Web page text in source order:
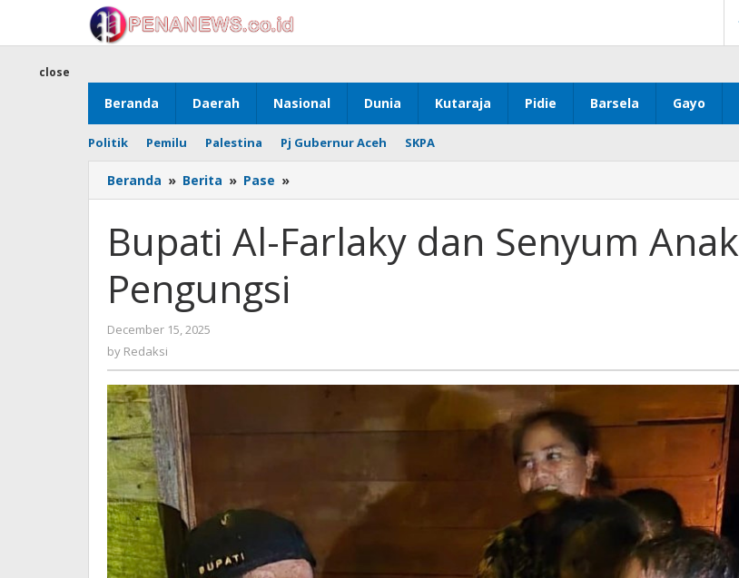
content
Beranda Daerah Nasional Dunia Kutaraja Pidie Barsela Gayo
Politik Pemilu Palestina Pj Gubernur Aceh SKPA
close
Beranda » Berita » Pase »
Al-
dan
Senyum
Bupati Al-Farlaky dan Senyum Anak
Pengungsi
December 15, 2025
by Redaksi